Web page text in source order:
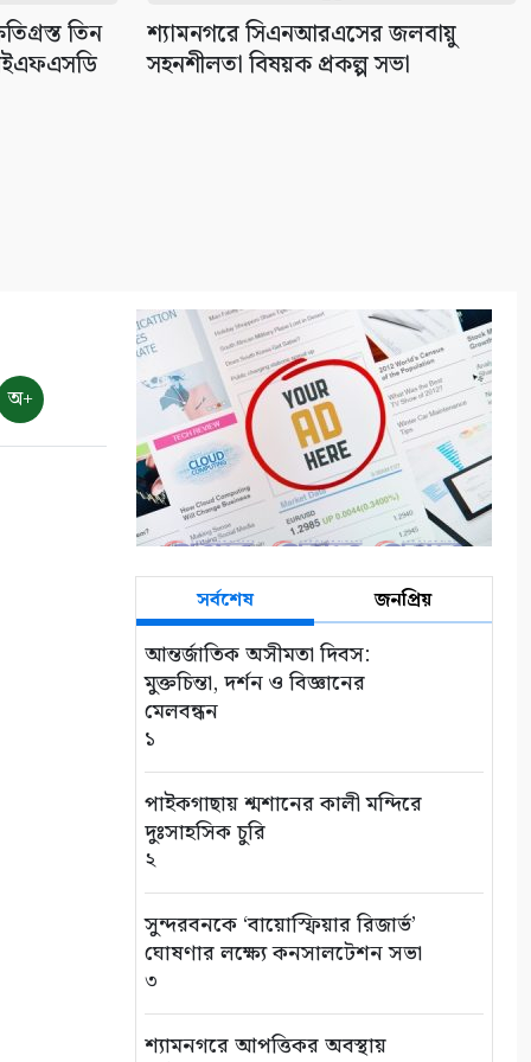
বাংলাদেশের পর্যটনের
তিন
শ্যামনগরে সিএনআরএসের জলবায়ু
সহনশীলতা বিষয়ক প্রকল্প সভা
অ+
সর্বশেষ জনপ্রিয়
আন্তর্জাতিক অসীমতা দিবস:
মুক্তচিন্তা, দর্শন ও বিজ্ঞানের
মেলবন্ধন
১
পাইকগাছায় শ্মশানের কালী মন্দিরে
দুঃসাহসিক চুরি
২
সুন্দরবনকে ‘বায়োস্ফিয়ার রিজার্ভ’
ঘোষণার লক্ষ্যে কনসালটেশন সভা
৩
শ্যামনগরে আপত্তিকর অবস্থায়